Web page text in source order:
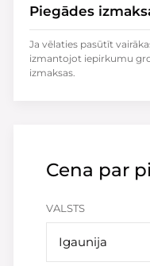
Cena par
VALSTS
Igaunija
Piegādes
Ja vēlaties pasūtīt
izmantojot iepirkumu
izmaksas.